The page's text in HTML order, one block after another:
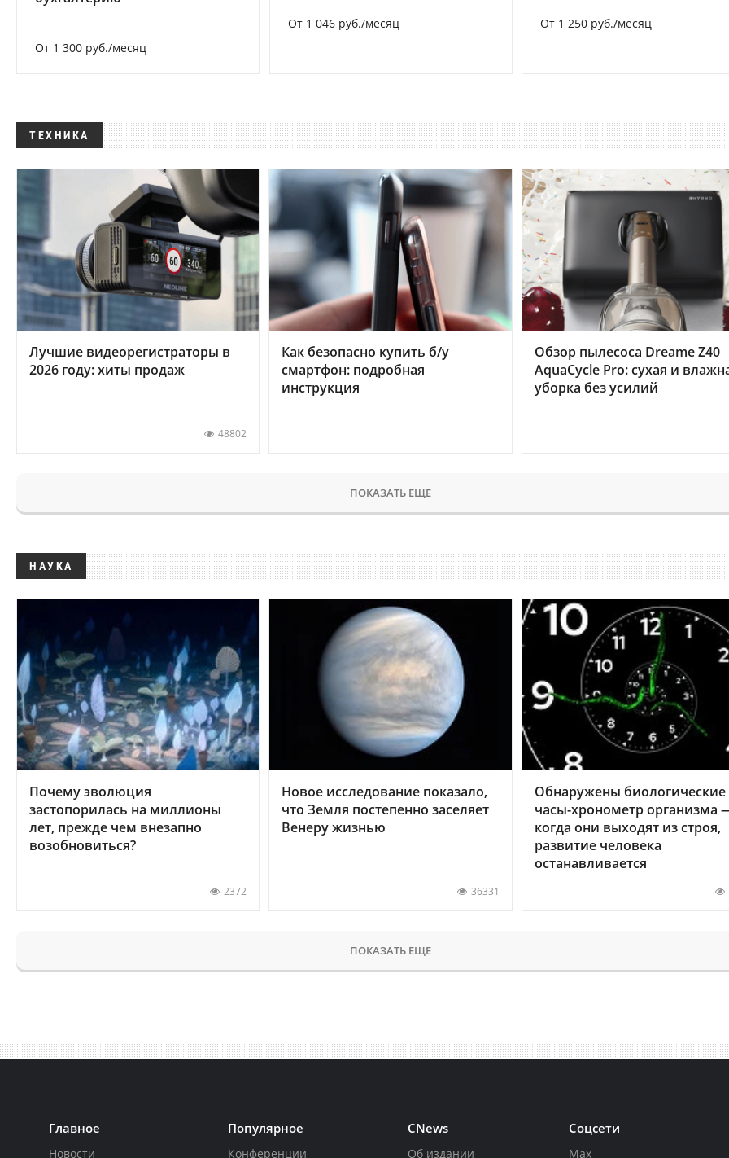
От 1 300 руб./месяц
От 1 046 руб./месяц От 1 250 руб./месяц
ТЕХНИКА
Лучшие видеорегистраторы в
2026 году: хиты продаж
48802
Как безопасно купить б/у
смартфон: подробная
инструкция
Обзор пылесоса Dreame Z40
AquaCycle Pro: сухая и
уборка без усилий
ПОКАЗАТЬ ЕЩЕ
НАУКА
Почему эволюция
застопорилась на миллионы
лет, прежде чем внезапно
возобновиться?
2372
Новое исследование показало,
что Земля постепенно заселяет
Венеру жизнью
36331
Обнаружены биологические
часы-хронометр организма
когда они выходят из строя,
развитие человека
останавливается
ПОКАЗАТЬ ЕЩЕ
Главное
Новости
Популярное
Конференции
CNews
Об издании
Соцсети
Max